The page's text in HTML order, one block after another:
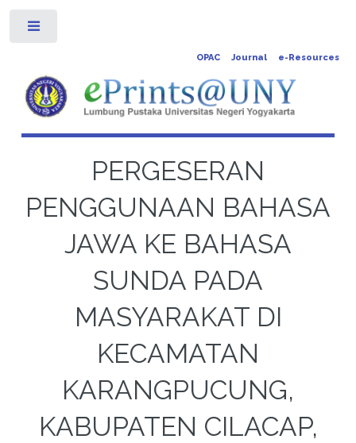
OPAC Journal e-Resources
PERGESERAN
PENGGUNAAN BAHASA
JAWA KE BAHASA
SUNDA PADA
MASYARAKAT DI
KECAMATAN
KARANGPUCUNG,
KABUPATEN CILACAP,